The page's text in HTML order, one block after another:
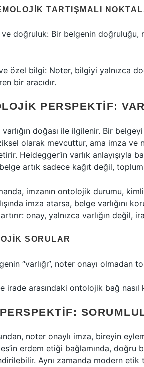
TARTIŞMALI
ve doğruluk: Bir belgenin
özel bilgi: Noter, bilgiyi yalnızca
bir aracıdır.
PERSPEKTIF:
doğası ile ilgilenir. Bir
olarak mevcuttur, ama imza ve
Heidegger’in varlık anlayışıyla
artık sadece kağıt değil,
imzanın ontolojik durumu,
imza atarsa, belge varlığını
onay, yalnızca varlığın değil,
SORULAR
“varlığı”, noter onayı
irade arasındaki ontolojik bağ nasıl
noter onaylı imza, bireyin
erdem etiği bağlamında,
Aynı zamanda modern